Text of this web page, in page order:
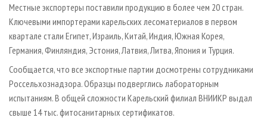
БИОЭНЕРГЕТИКА
ЦБП
ИНСТРУМЕНТ И МАТЕРИАЛЫ
RUSSIAN FORESTRY REVIEW
ГАЗЕТА ЛЕСПРОМФОРУМ
БИБЛИОТЕКА СПЕЦИАЛИСТА
Местные экспортеры поставили продукцию в более чем 20 стран.
Ключевыми импортерами карельских лесоматериалов в первом
квартале стали Египет, Израиль, Китай, Индия, Южная Корея,
Германия, Финляндия, Эстония, Латвия, Литва, Япония и Турция.
Сообщается, что все экспортные партии досмотрены сотрудниками
Россельхознадзора. Образцы подверглись лабораторным
испытаниям. В общей сложности Карельский филиал ВНИИКР выдал
свыше 14 тыс. фитосанитарных сертификатов.